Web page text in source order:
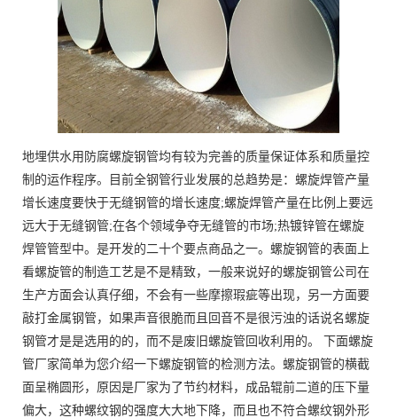
地埋供水用防腐螺旋钢管均有较为完善的质量保证体系和质量控
制的运作程序。目前全钢管行业发展的总趋势是：螺旋焊管产量
增长速度要快于无缝钢管的增长速度;螺旋焊管产量在比例上要远
远大于无缝钢管;在各个领域争夺无缝管的市场;热镀锌管在螺旋
焊管管型中。是开发的二十个要点商品之一。螺旋钢管的表面上
看螺旋管的制造工艺是不是精致，一般来说好的螺旋钢管公司在
生产方面会认真仔细，不会有一些摩擦瑕疵等出现，另一方面要
敲打金属钢管，如果声音很脆而且回音不是很污浊的话说名螺旋
钢管才是是选用的的，而不是废旧螺旋管回收利用的。 下面螺旋
管厂家简单为您介绍一下螺旋钢管的检测方法。螺旋钢管的横截
面呈椭圆形，原因是厂家为了节约材料，成品辊前二道的压下量
偏大，这种螺纹钢的强度大大地下降，而且也不符合螺纹钢外形